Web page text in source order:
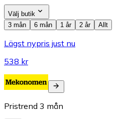
Välj butik
3 mån
6 mån 1 år 2 år Allt
Lägst nypris just nu
538 kr
Pristrend 3 mån